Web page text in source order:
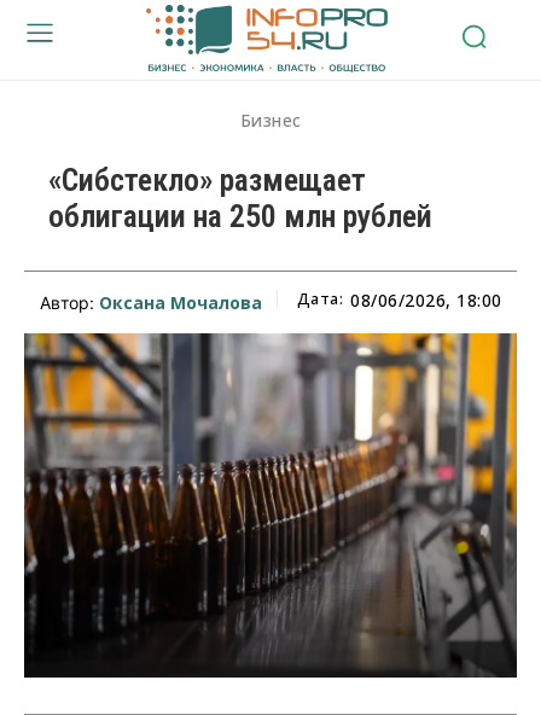
Бизнес
«Сибстекло» размещает
облигации на 250 млн рублей
Автор: Оксана Мочалова Дата: 08/06/2026, 18:00